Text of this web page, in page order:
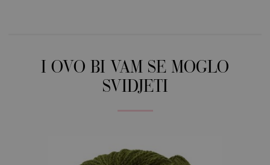
I OVO BI VAM SE MOGLO
SVIDJETI